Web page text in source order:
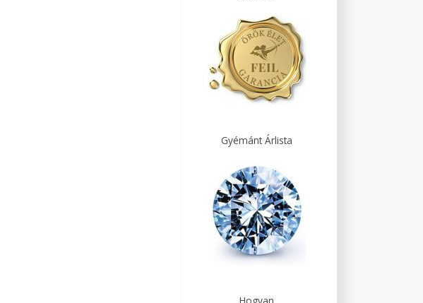
Gyémánt Árlista